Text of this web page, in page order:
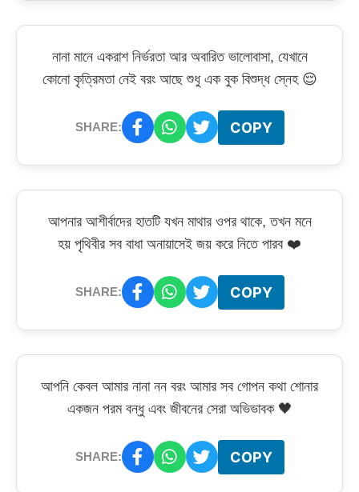
নানা মানে একরাশ নির্ভরতা আর অবারিত ভালোবাসা, যেখানে
কোনো কৃত্রিমতা নেই বরং আছে শুধু এক বুক বিশুদ্ধ স্নেহ 😌
SHARE: COPY
আপনার আশীর্বাদের হাতটি যখন মাথার ওপর থাকে, তখন মনে
হয় পৃথিবীর সব বাধা অনায়াসেই জয় করে নিতে পারব ❤️
SHARE: COPY
আপনি কেবল আমার নানা নন বরং আমার সব গোপন কথা শোনার
একজন পরম বন্ধু এবং জীবনের সেরা অভিভাবক 🖤
SHARE: COPY